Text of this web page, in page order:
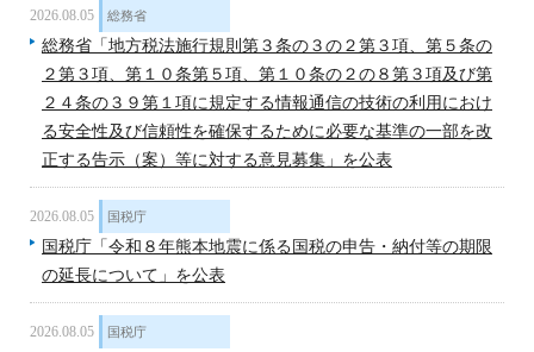
2026.08.05 総務省
総務省「地方税法施行規則第３条の３の２第３項、第５条の
２第３項、第１０条第５項、第１０条の２の８第３項及び第
２４条の３９第１項に規定する情報通信の技術の利用におけ
る安全性及び信頼性を確保するために必要な基準の一部を改
正する告示（案）等に対する意見募集」を公表
2026.08.05 国税庁
国税庁「令和８年熊本地震に係る国税の申告・納付等の期限
の延長について」を公表
2026.08.05 国税庁